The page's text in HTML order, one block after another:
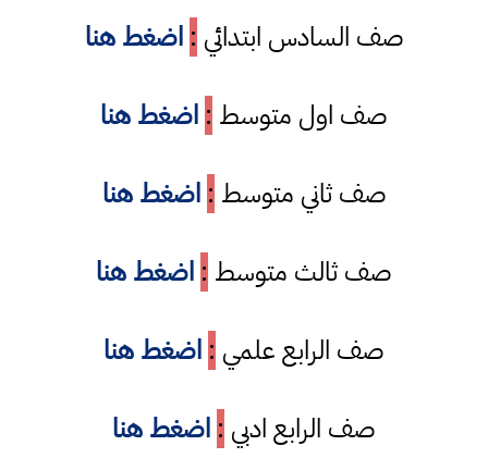
صف السادس ابتدائي : اضغط هنا
صف اول متوسط : اضغط هنا
صف ثاني متوسط : اضغط هنا
صف ثالث متوسط : اضغط هنا
صف الرابع علمي : اضغط هنا
صف الرابع ادبي : اضغط هنا